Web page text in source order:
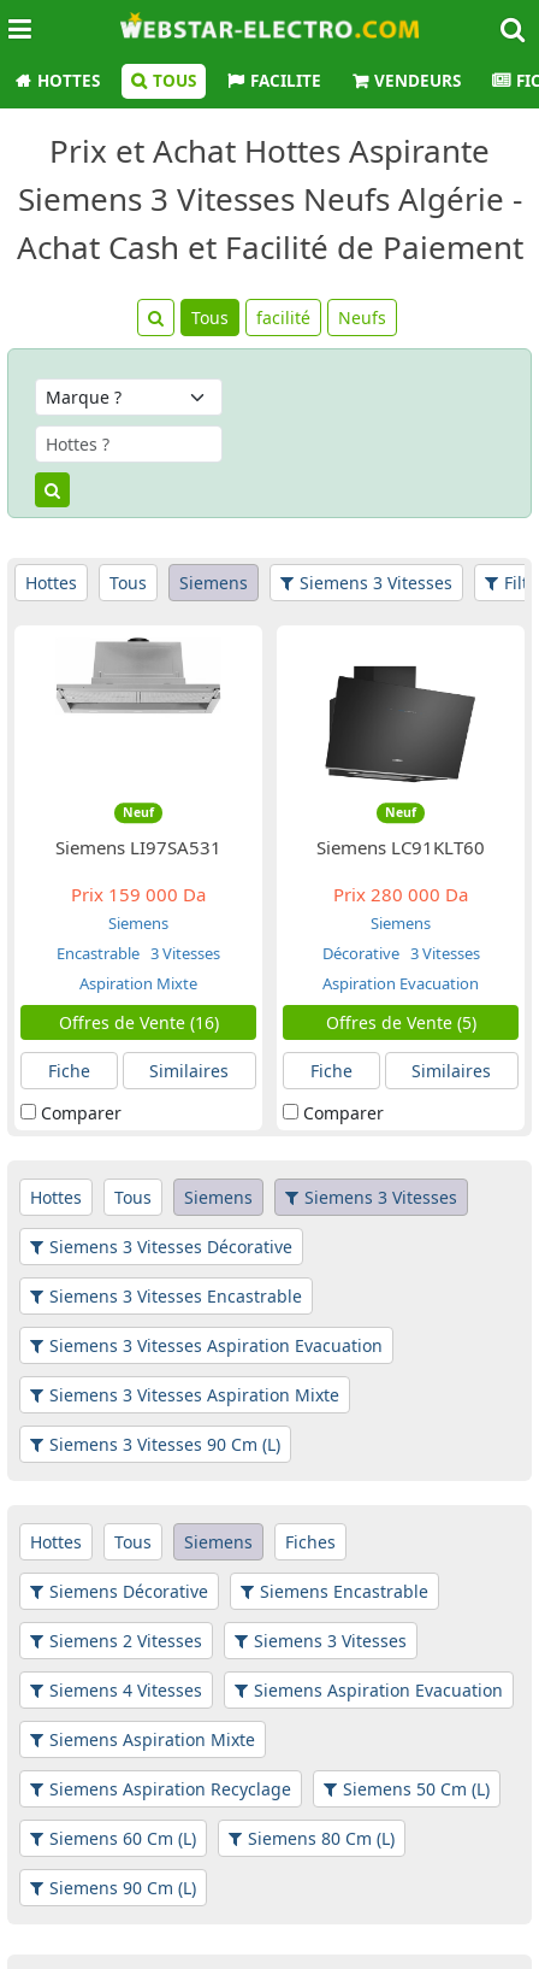
HOTTES TOUS FACILITE VENDEURS
Prix et Achat Hottes Aspirante
Siemens 3 Vitesses Neufs Algérie -
Achat Cash et Facilité de Paiement
Tous facilité Neufs
Hottes Tous Siemens Siemens 3 Vitesses
Neuf
Siemens LI97SA531
Prix 159 000 Da
Siemens
Encastrable 3 Vitesses
Aspiration Mixte
Offres de Vente (16)
Fiche
Similaires
Comparer
Neuf
Siemens LC91KLT60
Prix 280 000 Da
Siemens
Décorative 3 Vitesses
Aspiration Evacuation
Offres de Vente (5)
Fiche
Similaires
Comparer
Hottes Tous Siemens Siemens 3 Vitesses
Siemens 3 Vitesses Décorative
Siemens 3 Vitesses Encastrable
Siemens 3 Vitesses Aspiration Evacuation
Siemens 3 Vitesses Aspiration Mixte
Siemens 3 Vitesses 90 Cm (L)
Hottes Tous Siemens Fiches
Siemens Décorative Siemens Encastrable
Siemens 2 Vitesses Siemens 3 Vitesses
Siemens 4 Vitesses Siemens Aspiration Evacuation
Siemens Aspiration Mixte
Siemens Aspiration Recyclage Siemens 50 Cm (L)
Siemens 60 Cm (L) Siemens 80 Cm (L)
Siemens 90 Cm (L)